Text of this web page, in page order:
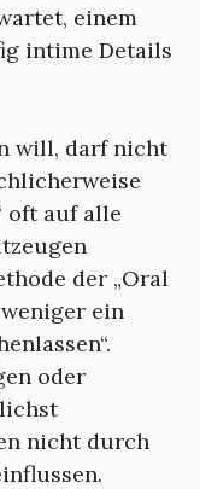
einem
intime Details
will, darf nicht
oft auf alle
der „Oral
ein
oder
nicht durch